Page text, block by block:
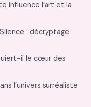
influence l’art et la
: décryptage
il le cœur des
l’univers surréaliste